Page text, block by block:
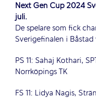
Next Gen Cup 2024
juli.
De spelare som fick
Sverigefinalen i Båstad
PS 11: Sahaj Kothari,
Norrköpings TK
FS 11: Lidya Nagis,